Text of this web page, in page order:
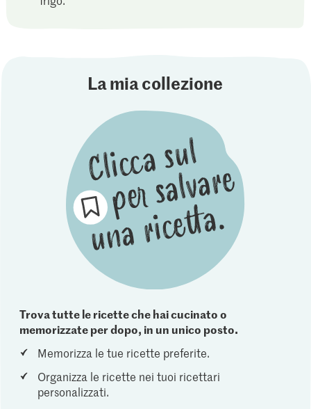
La mia collezione
Trova tutte le ricette che hai cucinato o
memorizzate per dopo, in un unico posto.
Memorizza le tue ricette preferite.
Organizza le ricette nei tuoi ricettari
personalizzati.